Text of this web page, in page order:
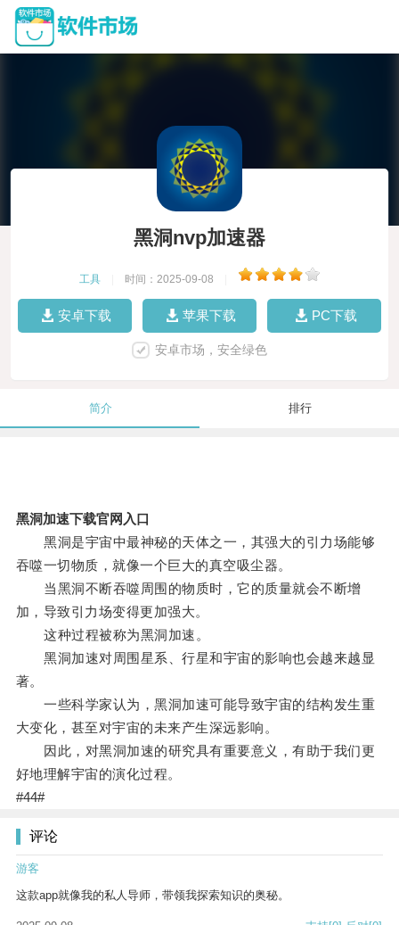
黑洞nvp加速器
工具 时间：2025-09-08
安卓下载 苹果下载 PC下载
安卓市场，安全绿色
简介 排行
黑洞加速下载官网入口
黑洞是宇宙中最神秘的天体之一，其强大的引力场能够
吞噬一切物质，就像一个巨大的真空吸尘器。
当黑洞不断吞噬周围的物质时，它的质量就会不断增
加，导致引力场变得更加强大。
这种过程被称为黑洞加速。
黑洞加速对周围星系、行星和宇宙的影响也会越来越显
著。
一些科学家认为，黑洞加速可能导致宇宙的结构发生重
大变化，甚至对宇宙的未来产生深远影响。
因此，对黑洞加速的研究具有重要意义，有助于我们更
好地理解宇宙的演化过程。
#44#
评论
游客
这款app就像我的私人导师，带领我探索知识的奥秘。